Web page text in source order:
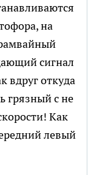
на
сигнал
вдруг откуда
грязный с не
Как
левый